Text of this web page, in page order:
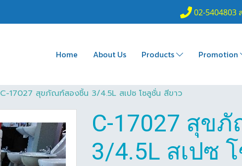
02-5404803
Home About Us Products Promotion
C-17027 สุขภัณฑ์สองชิ้น 3/4.5L สเปซ โซลูชั่น สีขาว
C-17027 สุข
3/4.5L สเปซ